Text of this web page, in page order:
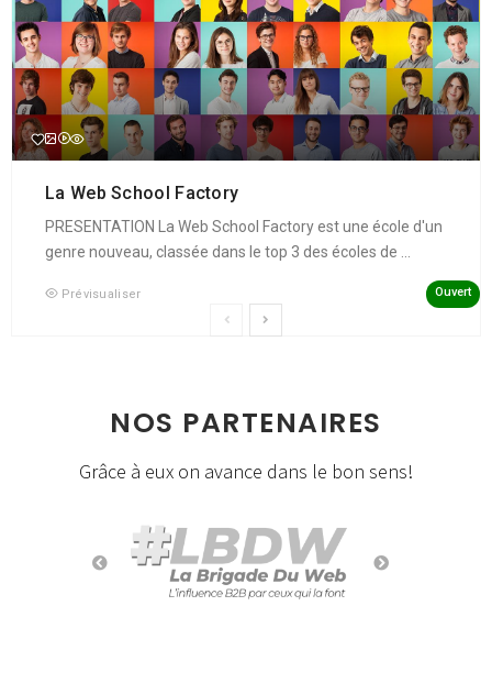
La Web School Factory
PRESENTATION La Web School Factory est une école d'un
genre nouveau, classée dans le top 3 des écoles de ...
Prévisualiser Ouvert
NOS PARTENAIRES
Grâce à eux on avance dans le bon sens!